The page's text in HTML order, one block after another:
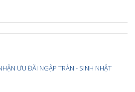
ƯU ĐÃI NGẬP TRÀN - SINH NHẬT